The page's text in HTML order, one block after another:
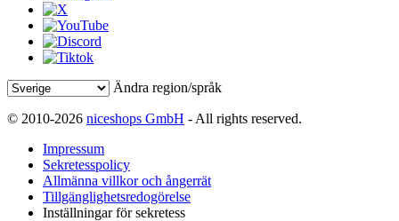
Ändra region/språk
© 2010-2026 niceshops GmbH - All rights reserved.
Impressum
Sekretesspolicy
Allmänna villkor och ångerrät
Tillgänglighetsredogörelse
Inställningar för sekretess